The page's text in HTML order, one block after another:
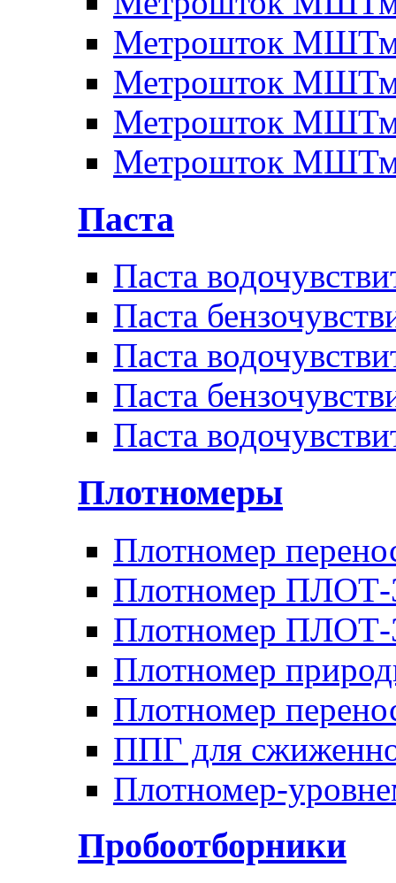
Метрошток
Метрошток
Метрошток
Метрошток
Паста
Паста
Паста
Паста
Паста
Паста
Плотномеры
Плотномер
Плотномер
Плотномер
Плотномер
Плотномер
ППГ для
Плотномер-
Пробоотборники